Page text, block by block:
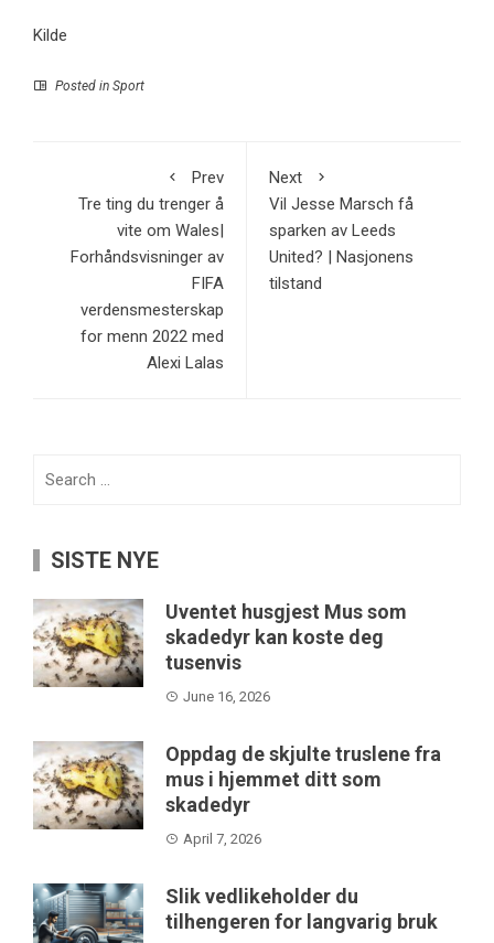
Kilde
Posted in Sport
Prev
Tre ting du trenger å
vite om Wales|
Forhåndsvisninger av
FIFA
verdensmesterskap
for menn 2022 med
Alexi Lalas
Next
Vil Jesse Marsch få
sparken av Leeds
United? | Nasjonens
tilstand
SISTE NYE
Uventet husgjest Mus som
skadedyr kan koste deg
tusenvis
June 16, 2026
Oppdag de skjulte truslene fra
mus i hjemmet ditt som
skadedyr
April 7, 2026
Slik vedlikeholder du
tilhengeren for langvarig bruk